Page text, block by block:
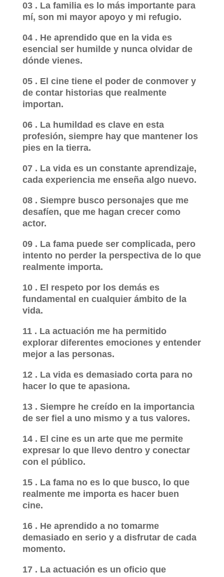
03 . La familia es lo más importante para
mí, son mi mayor apoyo y mi refugio.
04 . He aprendido que en la vida es
esencial ser humilde y nunca olvidar de
dónde vienes.
05 . El cine tiene el poder de conmover y
de contar historias que realmente
importan.
06 . La humildad es clave en esta
profesión, siempre hay que mantener los
pies en la tierra.
07 . La vida es un constante aprendizaje,
cada experiencia me enseña algo nuevo.
08 . Siempre busco personajes que me
desafíen, que me hagan crecer como
actor.
09 . La fama puede ser complicada, pero
intento no perder la perspectiva de lo que
realmente importa.
10 . El respeto por los demás es
fundamental en cualquier ámbito de la
vida.
11 . La actuación me ha permitido
explorar diferentes emociones y entender
mejor a las personas.
12 . La vida es demasiado corta para no
hacer lo que te apasiona.
13 . Siempre he creído en la importancia
de ser fiel a uno mismo y a tus valores.
14 . El cine es un arte que me permite
expresar lo que llevo dentro y conectar
con el público.
15 . La fama no es lo que busco, lo que
realmente me importa es hacer buen
cine.
16 . He aprendido a no tomarme
demasiado en serio y a disfrutar de cada
momento.
17 . La actuación es un oficio que